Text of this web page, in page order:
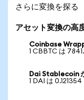
さらに変換を探る
アセット変換の高
Coinbase
1 CBBTC は
Dai Stablecoin
1 DAI は